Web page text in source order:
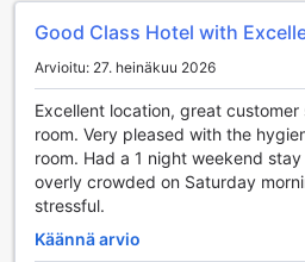
helposti saatavilla hotellin
että pääset määränpäähäsi
sitten matkalla ostoksille,
hotellin liikennöintimahdollisuudet
matkustamisestasi vaivatonta ja
Huoneiden Mukavuudet St.
mukavuutta ja modernia tyyliä
Good Class Hotel with
Arvioitu: 27. heinäkuu 2026
Excellent location, great
room. Very pleased with the
room. Had a 1 night weekend
overly crowded on Saturday
stressful.
Käännä arvio